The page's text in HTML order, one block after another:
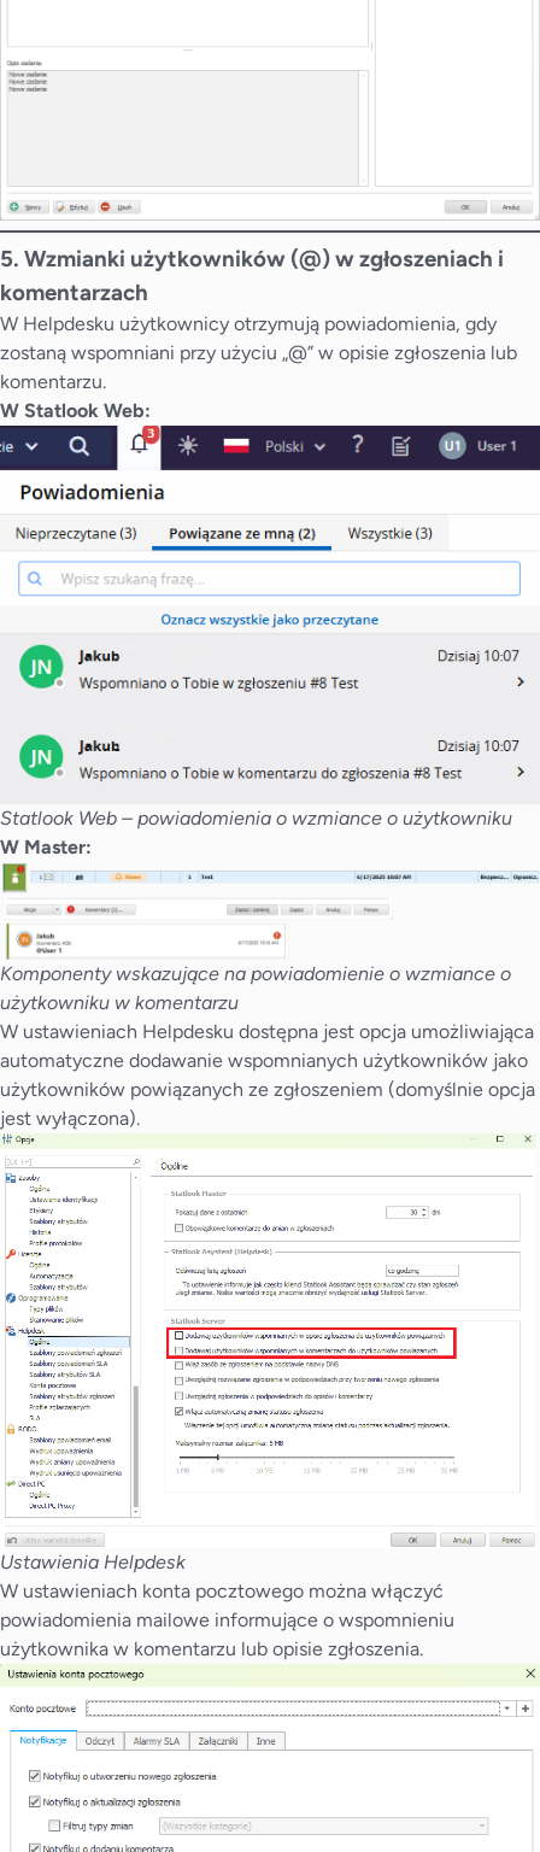
5. Wzmianki użytkowników (@) w zgłoszeniach i
komentarzach
W Helpdesku użytkownicy otrzymują powiadomienia, gdy
zostaną wspomniani przy użyciu „@” w opisie zgłoszenia lub
komentarzu.
W Statlook Web:
Statlook Web – powiadomienia o wzmiance o użytkowniku
W Master:
Komponenty wskazujące na powiadomienie o wzmiance o
użytkowniku w komentarzu
W ustawieniach Helpdesku dostępna jest opcja umożliwiająca
automatyczne dodawanie wspomnianych użytkowników jako
użytkowników powiązanych ze zgłoszeniem (domyślnie opcja
jest wyłączona).
Ustawienia Helpdesk
W ustawieniach konta pocztowego można włączyć
powiadomienia mailowe informujące o wspomnieniu
użytkownika w komentarzu lub opisie zgłoszenia.